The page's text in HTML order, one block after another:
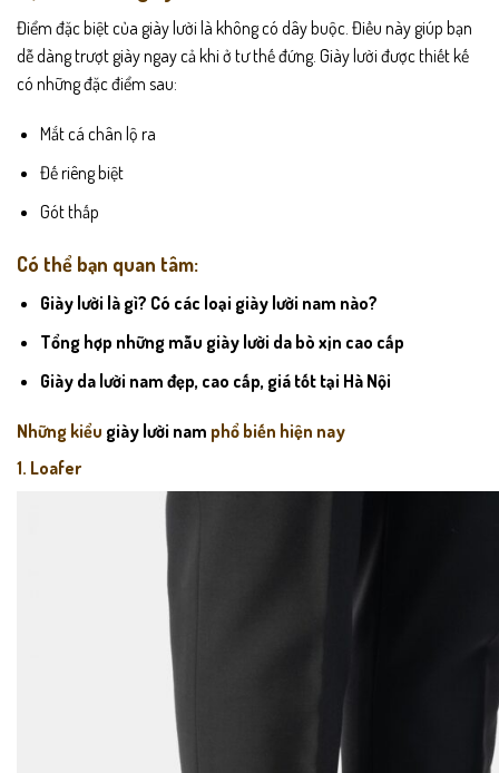
Điểm đặc biệt của giày lười là không có dây buộc. Điều này giúp bạn
dễ dàng trượt giày ngay cả khi ở tư thế đứng. Giày lười được thiết kế
có những đặc điểm sau:
Mắt cá chân lộ ra
Đế riêng biệt
Gót thấp
Có thể bạn quan tâm:
Giày lười là gì? Có các loại giày lười nam nào?
Tổng hợp những mẫu giày lười da bò xịn cao cấp
Giày da lười nam đẹp, cao cấp, giá tốt tại Hà Nội
Những kiểu giày lười nam phổ biến hiện nay
1. Loafer